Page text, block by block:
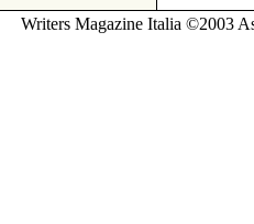
Writers Magazine Italia ©2003